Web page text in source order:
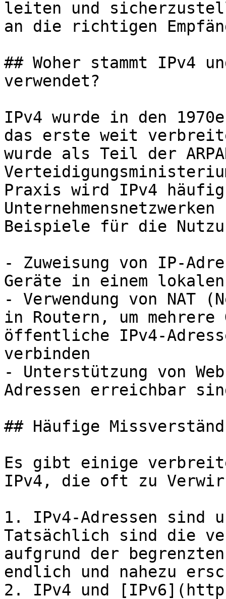
leiten und
an die richtigen
## Woher stammt IPv4
verwendet?
IPv4 wurde in den
das erste weit
wurde als Teil der
Praxis wird IPv4 häufig
Beispiele für die
- Zuweisung von IP-
Geräte in einem lokalen
- Verwendung von NAT
in Routern, um
öffentliche IPv4-
verbinden
- Unterstützung von
Adressen erreichbar
## Häufige
Es gibt einige
IPv4, die oft zu
1. IPv4-Adressen sind
Tatsächlich sind die
aufgrund der
endlich und nahezu
2. IPv4 und